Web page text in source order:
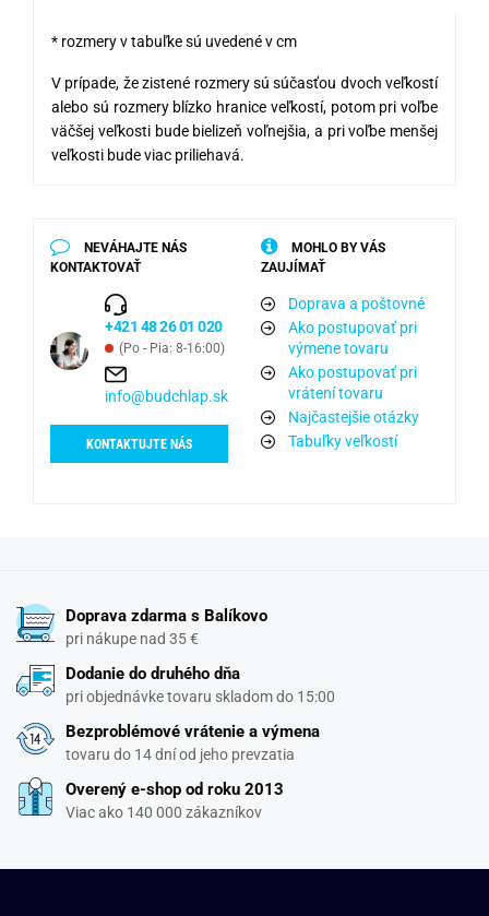
* rozmery v tabuľke sú uvedené v cm
V prípade, že zistené rozmery sú súčasťou dvoch veľkostí
alebo sú rozmery blízko hranice veľkostí, potom pri voľbe
väčšej veľkosti bude bielizeň voľnejšia, a pri voľbe menšej
veľkosti bude viac priliehavá.
NEVÁHAJTE NÁS
KONTAKTOVAŤ
+421 48 26 01 020
(Po - Pia: 8-16:00)
info@budchlap.sk
KONTAKTUJTE NÁS
MOHLO BY VÁS
ZAUJÍMAŤ
Doprava a poštovné
Ako postupovať pri
výmene tovaru
Ako postupovať pri
vrátení tovaru
Najčastejšie otázky
Tabuľky veľkostí
Doprava zdarma s Balíkovo
pri nákupe nad 35 €
Dodanie do druhého dňa
pri objednávke tovaru skladom do 15:00
Bezproblémové vrátenie a výmena
tovaru do 14 dní od jeho prevzatia
Overený e-shop od roku 2013
Viac ako 140 000 zákazníkov